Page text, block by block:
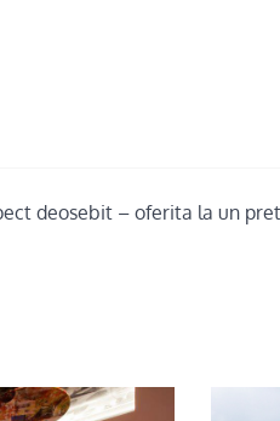
deosebit – oferita la un